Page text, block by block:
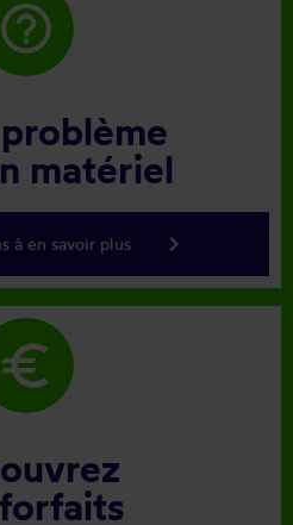
help_outline
matériel
à en savoir plus keyboard_arrow_right
euro